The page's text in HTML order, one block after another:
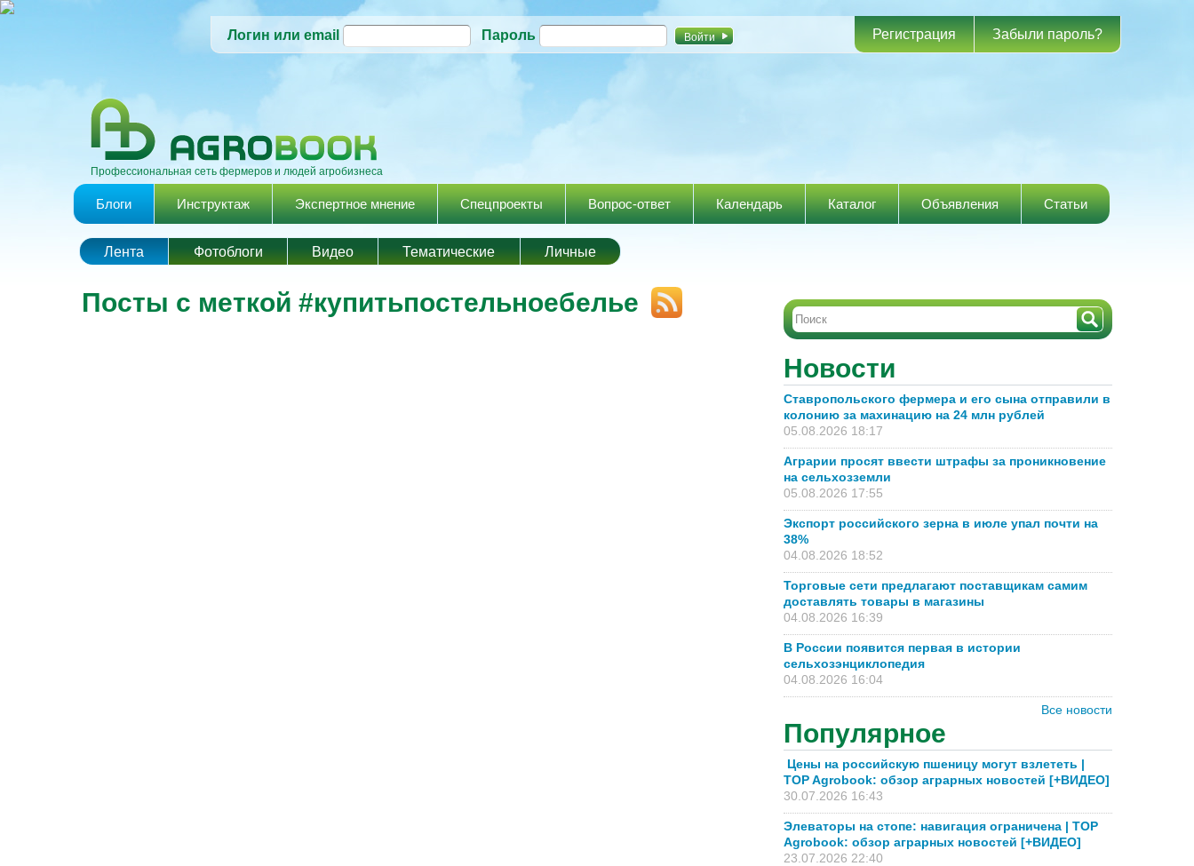
Перейти к
содержанию
Логин или email Пароль Регистрация Забыли пароль?
Профессиональная сеть фермеров и людей агробизнеса
Главное меню
Блоги Инструктаж Экспертное мнение Спецпроекты Вопрос-ответ Календарь Каталог Объявления Статьи
Лента Фотоблоги Видео Тематические Личные
Посты с меткой #купитьпостельноебелье
Новости
Ставропольского фермера и его сына отправили в
колонию за махинацию на 24 млн рублей
05.08.2026 18:17
Аграрии просят ввести штрафы за проникновение
на сельхозземли
05.08.2026 17:55
Экспорт российского зерна в июле упал почти на
38%
04.08.2026 18:52
Торговые сети предлагают поставщикам самим
доставлять товары в магазины
04.08.2026 16:39
В России появится первая в истории
сельхозэнциклопедия
04.08.2026 16:04
Все новости
Популярное
Цены на российскую пшеницу могут взлететь |
TOP Agrobook: обзор аграрных новостей [+ВИДЕО]
30.07.2026 16:43
Элеваторы на стопе: навигация ограничена | TOP
Agrobook: обзор аграрных новостей [+ВИДЕО]
23.07.2026 22:40